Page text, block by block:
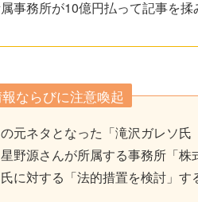
事務所が10億円払って記事を揉
ならびに注意喚起
元ネタとなった「滝沢ガレソ
野源さんが所属する事務所「
に対する「法的措置を検討」す